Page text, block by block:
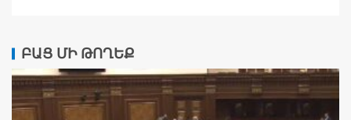
ԲԱՑ ՄԻ ԹՈՂԵՔ